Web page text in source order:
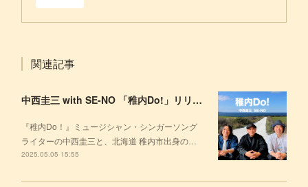
関連記事
中西圭三 with SE-NO 「稚内Do!」リリース！
『稚内Do！』ミュージシャン・シンガーソング
ライターの中西圭三と、北海道 稚内市出身の…
2025.05.05 15:55